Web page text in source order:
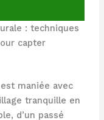
: techniques
capter
maniée avec
tranquille en
d’un passé